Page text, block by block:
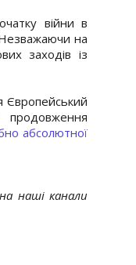
війни в
на
заходів із
Європейський
абсолютної
наші канали